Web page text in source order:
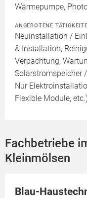
Wärmepumpe,
ANGEBOTENE
Neuinstallation /
& Installation,
Verpachtung,
Solarstromspeicher
Nur
Flexible Module, etc.)
Fachbetriebe
Kleinmölsen
Blau-